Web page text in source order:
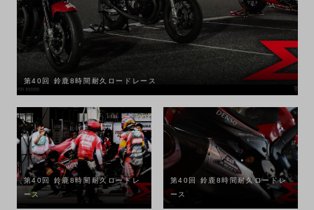
第40回 鈴鹿8時間耐久ロードレース
第40回 鈴鹿8時間耐久ロードレ
ース
第40回 鈴鹿8時間耐久ロードレ
ース